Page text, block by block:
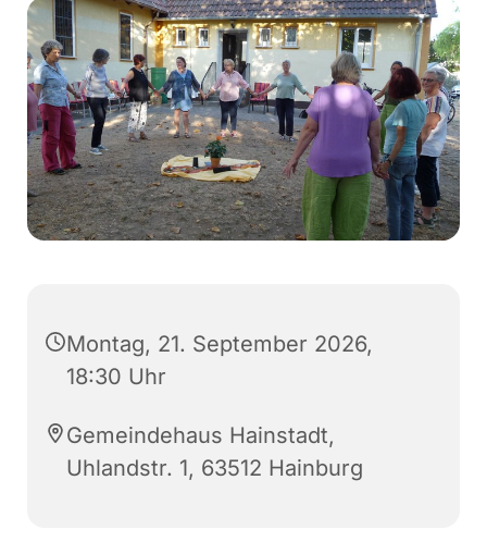
Montag, 21. September 2026,
18:30 Uhr
Gemeindehaus Hainstadt,
Uhlandstr. 1, 63512 Hainburg